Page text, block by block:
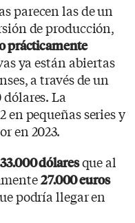
parecen las de un
de producción,
prácticamente
ya están abiertas
a través de un
La
en pequeñas series y
en 2023.
33.000 dólaresque al
27.000 euros
podría llegar en